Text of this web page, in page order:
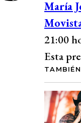
mismo
relató
en este
María
21:00
Esta